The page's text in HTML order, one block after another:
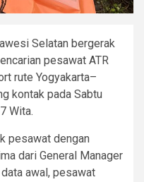
Selatan bergerak
pesawat ATR
rute Yogyakarta–
kontak pada Sabtu
Wita.
pesawat dengan
dari General Manager
awal, pesawat